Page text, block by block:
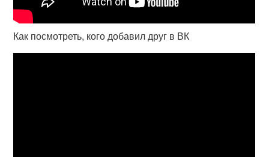
Как посмотреть, кого добавил друг в ВК